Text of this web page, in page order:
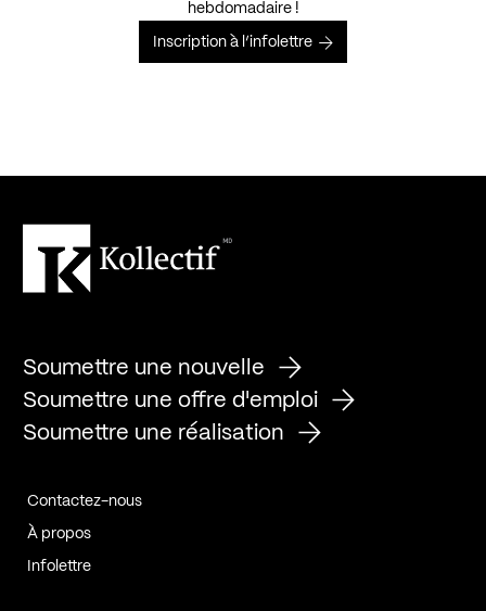
hebdomadaire !
Inscription à l’infolettre
Soumettre une nouvelle
Soumettre une offre d'emploi
Soumettre une réalisation
Contactez-nous
À propos
Infolettre